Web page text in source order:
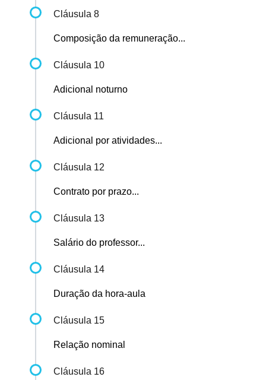
Cláusula 8
Composição da remuneração...
Cláusula 10
Adicional noturno
Cláusula 11
Adicional por atividades...
Cláusula 12
Contrato por prazo...
Cláusula 13
Salário do professor...
Cláusula 14
Duração da hora-aula
Cláusula 15
Relação nominal
Cláusula 16